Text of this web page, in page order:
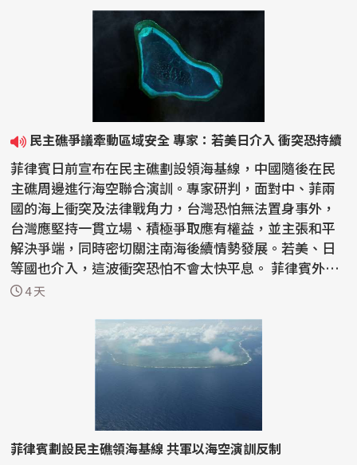
民主礁爭議牽動區域安全 專家：若美日介入 衝突恐持續
菲律賓日前宣布在民主礁劃設領海基線，中國隨後在民
主礁周邊進行海空聯合演訓。專家研判，面對中、菲兩
國的海上衝突及法律戰角力，台灣恐怕無法置身事外，
台灣應堅持一貫立場、積極爭取應有權益，並主張和平
解決爭端，同時密切關注南海後續情勢發展。若美、日
等國也介入，這波衝突恐怕不會太快平息。 菲律賓外交
部7月...
4 天
菲律賓劃設民主礁領海基線 共軍以海空演訓反制